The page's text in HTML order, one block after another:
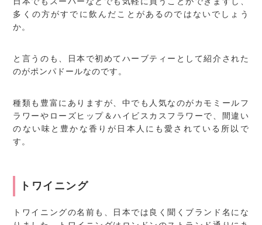
多くの方がすでに飲んだことがあるのではないでしょう
か。
と言うのも、日本で初めてハーブティーとして紹介された
のがポンパドールなのです。
種類も豊富にありますが、中でも人気なのがカモミールフ
ラワーやローズヒップ＆ハイビスカスフラワーで、間違い
のない味と豊かな香りが日本人にも愛されている所以で
す。
トワイニング
トワイニングの名前も、日本では良く聞くブランド名にな